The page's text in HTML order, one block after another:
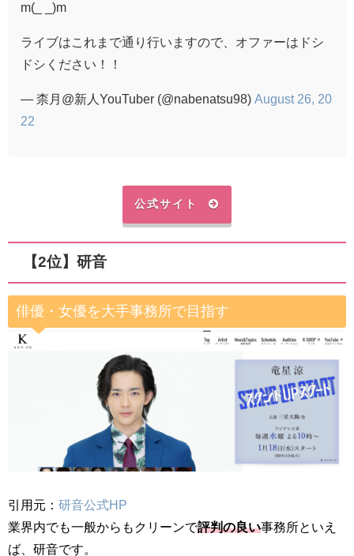
m(_ _)m
ライブはこれまで通り行いますので、オファーはドシ
ドシください！！
— 柰月@新人YouTuber (@nabenatsu98) August 26, 20
22
公式サイト
【2位】研音
俳優・女優を大手事務所で目指す
引用元： 研音公式HP
業界内でも一般からもクリーンで評判の良い事務所といえ
ば、研音です。